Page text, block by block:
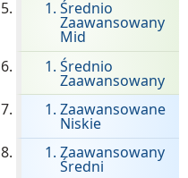
Średnio
Zaawansowany
Mid
Średnio
Zaawansowany
Zaawansowane
Niskie
Zaawansowany
Średni